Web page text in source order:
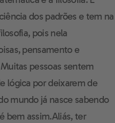
dos padrões e tem na
pois nela
pensamento e
Muitas pessoas sentem
lógica por deixarem de
mundo já nasce sabendo
bem assim.Aliás, ter